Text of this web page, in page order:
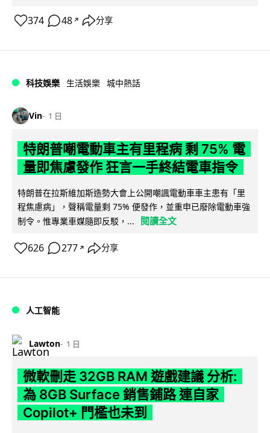
374 48 ↗ 分享
科技娛樂 生活娛樂 城中熱話
Vin 1 日
特朗普嘲電動車主有里程病 剩 75% 電
量即焦慮發作 狂言一手終結電車指令
特朗普在拉斯維加斯造勢大會上公開嘲諷電動車車主患有「里
程焦慮病」，聲稱電量剩 75% 便發作，並重申已廢除電動車強
制令。惟專業車媒隨即反駁，...
閱讀全文
626 277 ↗ 分享
人工智能
Lawton 1 日
微軟刪走 32GB RAM 遊戲建議 分析:
為 8GB Surface 銷售鋪路 連自家
Copilot+ 門檻也未到